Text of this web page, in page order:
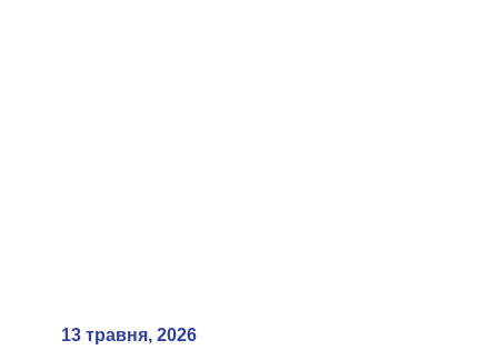
13 травня, 2026